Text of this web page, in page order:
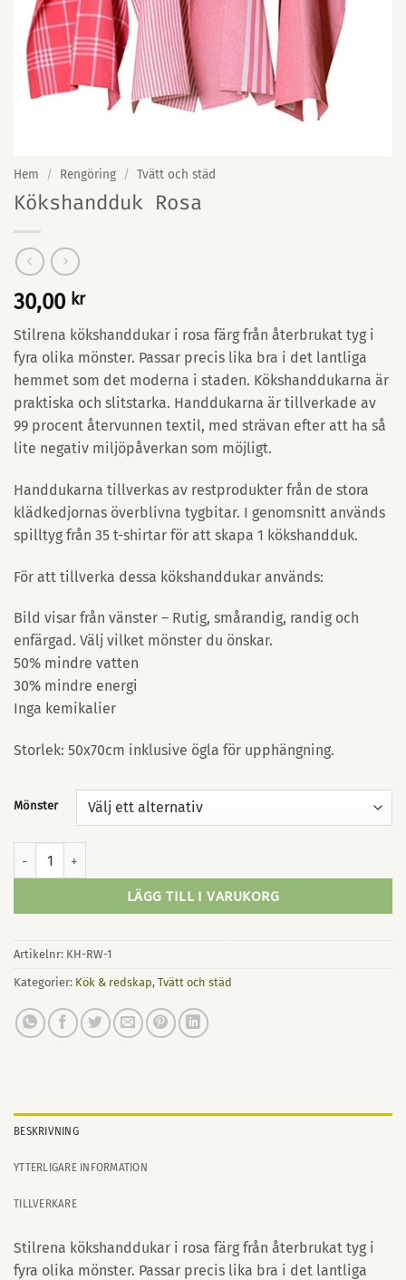
Hem / Rengöring / Tvätt och städ
Kökshandduk Rosa
30,00 kr
Stilrena kökshanddukar i rosa färg från återbrukat tyg i
fyra olika mönster. Passar precis lika bra i det lantliga
hemmet som det moderna i staden. Kökshanddukarna är
praktiska och slitstarka. Handdukarna är tillverkade av
99 procent återvunnen textil, med strävan efter att ha så
lite negativ miljöpåverkan som möjligt.
Handdukarna tillverkas av restprodukter från de stora
klädkedjornas överblivna tygbitar. I genomsnitt används
spilltyg från 35 t-shirtar för att skapa 1 kökshandduk.
För att tillverka dessa kökshanddukar används:
Bild visar från vänster – Rutig, smårandig, randig och
enfärgad. Välj vilket mönster du önskar.
50% mindre vatten
30% mindre energi
Inga kemikalier
Storlek: 50x70cm inklusive ögla för upphängning.
Mönster
LÄGG TILL I VARUKORG
Artikelnr: KH-RW-1
Kategorier: Kök & redskap, Tvätt och städ
BESKRIVNING
YTTERLIGARE INFORMATION
TILLVERKARE
Stilrena kökshanddukar i rosa färg från återbrukat tyg i
fyra olika mönster. Passar precis lika bra i det lantliga